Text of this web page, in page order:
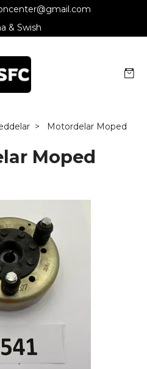
& Swish
Motordelar Moped
Moped